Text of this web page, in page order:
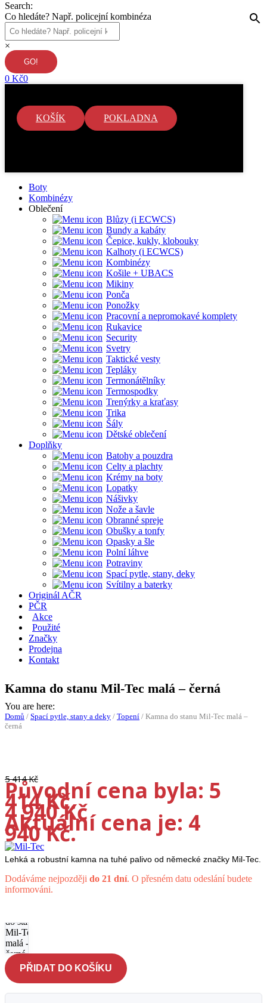
Search:
Co hledáte? Např. policejní kombinéza
×
0 Kč0
KOŠÍK POKLADNA
Boty
Kombinézy
Oblečení
Blůzy (i ECWCS)
Bundy a kabáty
Čepice, kukly, klobouky
Kalhoty (i ECWCS)
Kombinézy
Košile + UBACS
Mikiny
Ponča
Ponožky
Pracovní a nepromokavé komplety
Rukavice
Security
Svetry
Taktické vesty
Tepláky
Termonátělníky
Termospodky
Trenýrky a kraťasy
Trika
Šály
Dětské oblečení
Doplňky
Batohy a pouzdra
Celty a plachty
Krémy na boty
Lopatky
Nášivky
Nože a šavle
Obranné spreje
Obušky a tonfy
Opasky a šle
Polní láhve
Potraviny
Spací pytle, stany, deky
Svítilny a baterky
Originál AČR
PČR
Akce
Použité
Značky
Prodejna
Kontakt
Kamna do stanu Mil-Tec malá – černá
You are here:
Domů / Spací pytle, stany a deky / Topení / Kamna do stanu Mil-Tec malá –
černá
5 414Kč
Původní cena byla: 5
414 Kč.
4 940Kč
Aktuální cena je: 4
940 Kč.
Lehká a robustní kamna na tuhé palivo od německé značky Mil-Tec.
Dodáváme nejpozději do 21 dní. O přesném datu odeslání budete
informováni.
do stanu
Mil-Tec
malá -
černá
množstvíPŘIDAT DO KOŠÍKU